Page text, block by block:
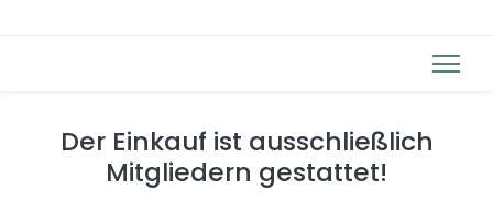
Der Einkauf ist ausschließlich
Mitgliedern gestattet!